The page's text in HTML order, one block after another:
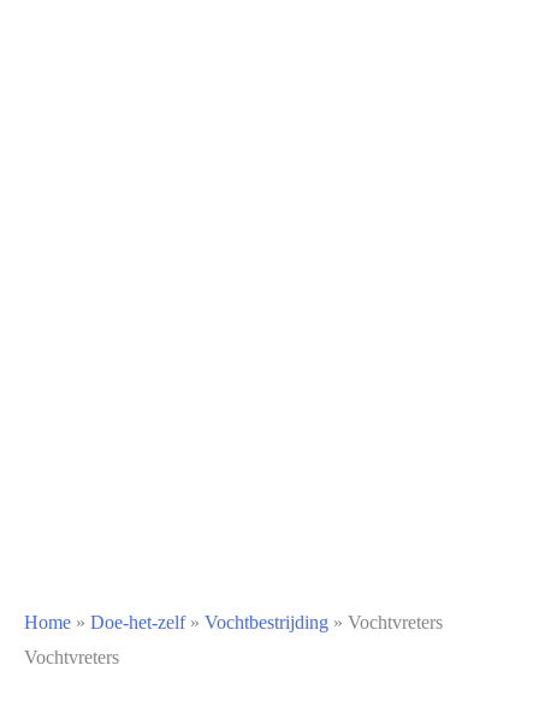
Home » Doe-het-zelf» Vochtbestrijding » Vochtvreters
Vochtvreters